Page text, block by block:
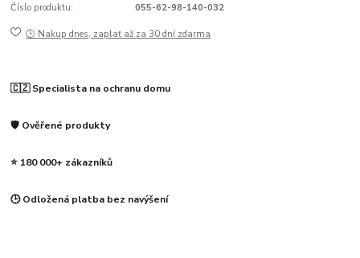
Číslo produktu: 055-62-98-140-032
🕒 Nakup dnes, zaplať až za 30 dní zdarma
🇨🇿 Specialista na ochranu domu
🛡️ Ověřené produkty
⭐ 180 000+ zákazníků
🕒 Odložená platba bez navýšení